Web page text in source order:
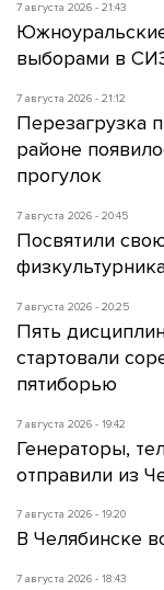
7 августа 2026 - 21:43
выборами в
7 августа 2026 - 21:12
Перезагрузка
районе
прогулок
7 августа 2026 - 20:45
Посвятили
7 августа 2026 - 20:25
Пять
стартовали
пятиборью
7 августа 2026 - 19:42
Генераторы,
отправили из
7 августа 2026 - 19:20
В Челябинске
7 августа 2026 - 18:43